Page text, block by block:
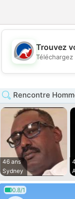
Trouvez
Rencontre
46 ans
Sydney
0.8/1